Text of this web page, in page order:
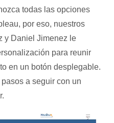
todas las opciones
por eso, nuestros
y Daniel Jimenez le
para reunir
en un botón desplegable.
a seguir con un